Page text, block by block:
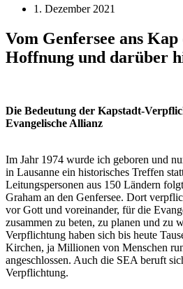
1. Dezember 2021
Vom Genfersee ans
Hoffnung und darüber
Die Bedeutung der Kapstadt-
Evangelische Allianz
Im Jahr 1974 wurde ich geboren und
in Lausanne ein historisches Treffen
Leitungspersonen aus 150 Ländern
Graham an den Genfersee. Dort
vor Gott und voreinander, für die
zusammen zu beten, zu planen und zu
Verpflichtung haben sich bis heute
Kirchen, ja Millionen von Menschen
angeschlossen. Auch die SEA beruft
Verpflichtung.